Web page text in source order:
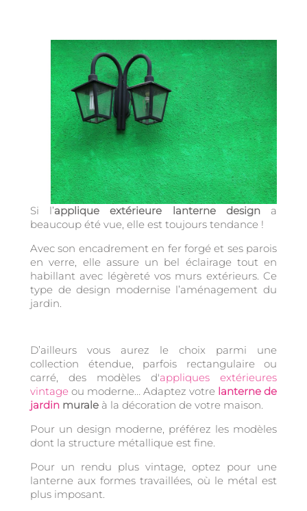
Si l’applique extérieure lanterne designa
beaucoup été vue, elle est toujours tendance !
Avec son encadrement en fer forgé et ses parois
en verre, elle assure un bel éclairage tout en
habillant avec légèreté vos murs extérieurs. Ce
type de design modernise l’aménagement du
jardin.
D’ailleurs vous aurez le choix parmi une
collection étendue, parfois rectangulaire ou
carré, des modèles d'appliques extérieures
vintage ou moderne… Adaptez votre lanterne de
jardin murale à la décoration de votre maison.
Pour un design moderne, préférez les modèles
dont la structure métallique est fine.
Pour un rendu plus vintage, optez pour une
lanterne aux formes travaillées, où le métal est
plus imposant.